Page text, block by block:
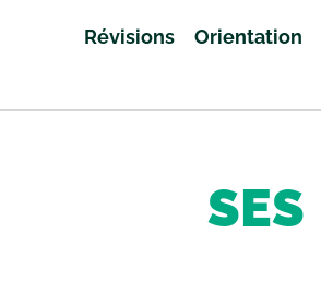
Révisions Orientation
SES